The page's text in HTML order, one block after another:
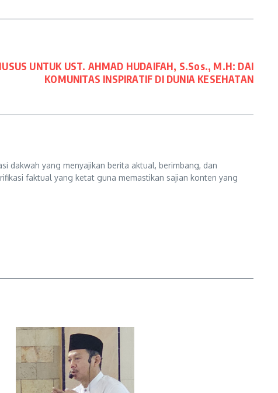
UNTUK UST. AHMAD HUDAIFAH, S.Sos., M.H: DAI
KOMUNITAS INSPIRATIF DI DUNIA KESEHATAN
dakwah yang menyajikan berita aktual, berimbang, dan
faktual yang ketat guna memastikan sajian konten yang